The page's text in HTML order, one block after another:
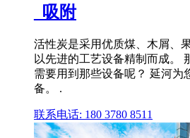
_吸附
活性炭是采用优质煤、木屑、
以先进的工艺设备精制而成。
需要用到那些设备呢？ 延河为
备。 .
联系电话: 180 3780 8511